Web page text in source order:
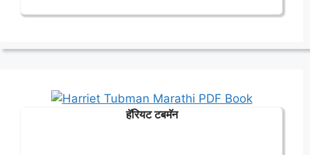
हॅरियट टबमॅन